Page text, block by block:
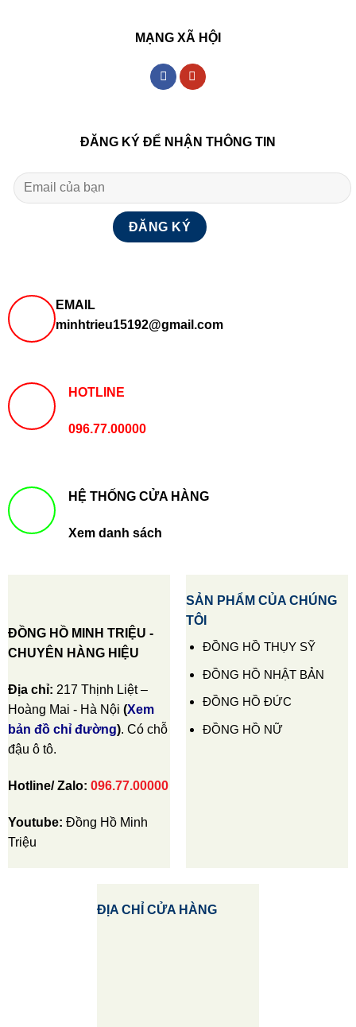
MẠNG XÃ HỘI
ĐĂNG KÝ ĐỂ NHẬN THÔNG TIN
EMAIL
minhtrieu15192@gmail.com
HOTLINE
096.77.00000
HỆ THỐNG CỬA HÀNG
Xem danh sách
ĐỒNG HỒ MINH TRIỆU -
CHUYÊN HÀNG HIỆU
Địa chỉ: 217 Thịnh Liệt –
Hoàng Mai - Hà Nội (Xem
bản đồ chỉ đường). Có chỗ
đậu ô tô.
Hotline/ Zalo: 096.77.00000
Youtube: Đồng Hồ Minh
Triệu
SẢN PHẨM CỦA CHÚNG
TÔI
ĐỒNG HỒ THỤY SỸ
ĐỒNG HỒ NHẬT BẢN
ĐỒNG HỒ ĐỨC
ĐỒNG HỒ NỮ
ĐỊA CHỈ CỬA HÀNG